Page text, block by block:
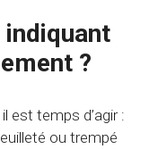
?
est temps d’agir :
ou trempé